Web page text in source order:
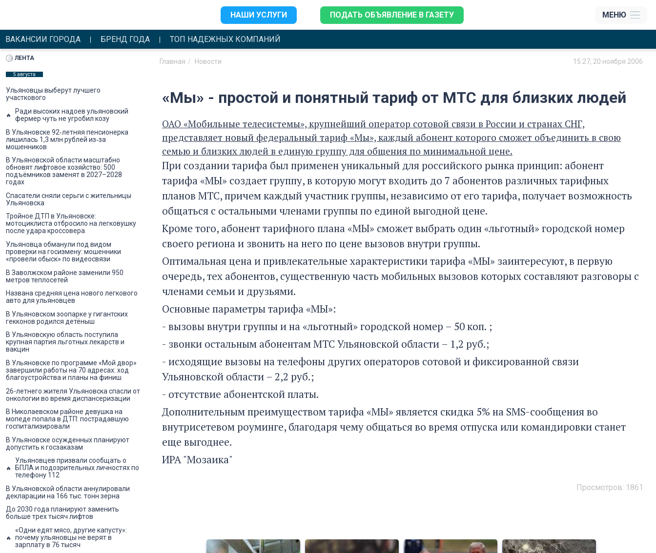
НАШИ УСЛУГИ ПОДАТЬ ОБЪЯВЛЕНИЕ В ГАЗЕТУ МЕНЮ
ВАКАНСИИ ГОРОДА БРЕНД ГОДА ТОП НАДЕЖНЫХ КОМПАНИЙ
Главная Новости 15:27, 20 ноября 2006
«Мы» - простой и понятный тариф от MTC для близких людей
ОАО «Мобильные телесистемы», крупнейший оператор сотовой связи в России и странах СНГ,
представляет новый федеральный тариф «Мы», каждый абонент которого сможет объединить в свою
семью и близких людей в единую группу для общения по минимальной цене.
При создании тарифа был применен уникальный для российского рынка принцип: абонент
тарифа «МЫ» создает группу, в которую могут входить до 7 абонентов различных тарифных
планов МТС, причем каждый участник группы, независимо от его тарифа, получает возможность
общаться с остальными членами группы по единой выгодной цене.
Кроме того, абонент тарифного плана «МЫ» сможет выбрать один «льготный» городской номер
своего региона и звонить на него по цене вызовов внутри группы.
Оптимальная цена и привлекательные характеристики тарифа «МЫ» заинтересуют, в первую
очередь, тех абонентов, существенную часть мобильных вызовов которых составляют разговоры с
членами семьи и друзьями.
Основные параметры тарифа «МЫ»:
- вызовы внутри группы и на «льготный» городской номер – 50 коп. ;
- звонки остальным абонентам МТС Ульяновской области – 1,2 руб.;
- исходящие вызовы на телефоны других операторов сотовой и фиксированной связи
Ульяновской области – 2,2 руб.;
- отсутствие абонентской платы.
Дополнительным преимуществом тарифа «МЫ» является скидка 5% на SMS-сообщения во
внутрисетевом роуминге, благодаря чему общаться во время отпуска или командировки станет
еще выгоднее.
ИРА "Мозаика"
Просмотров: 1861
ЛЕНТА
5 августа
Ульяновцы выберут лучшего
участкового
Ради высоких надоев ульяновский
фермер чуть не угробил козу
В Ульяновске 92‑летняя пенсионерка
лишилась 1,3 млн рублей из‑за
мошенников
В Ульяновской области масштабно
обновят лифтовое хозяйство: 500
подъёмников заменят в 2027–2028
годах
Спасатели сняли серьги с жительницы
Ульяновска
Тройное ДТП в Ульяновске:
мотоциклиста отбросило на легковушку
после удара кроссовера
Ульяновца обманули под видом
проверки на госизмену: мошенники
«провели обыск» по видеосвязи
В Заволжском районе заменили 950
метров теплосетей
Названа средняя цена нового легкового
авто для ульяновцев
В Ульяновском зоопарке у гигантских
гекконов родился детёныш
В Ульяновскую область поступила
крупная партия льготных лекарств и
вакцин
В Ульяновске по программе «Мой двор»
завершили работы на 70 адресах: ход
благоустройства и планы на финиш
26-летнего жителя Ульяновска спасли от
онкологии во время диспансеризации
В Николаевском районе девушка на
мопеде попала в ДТП: пострадавшую
госпитализировали
В Ульяновске осужденных планируют
допустить к госзаказам
Ульяновцев призвали сообщать о
БПЛА и подозрительных личностях по
телефону 112
В Ульяновской области аннулировали
декларации на 166 тыс. тонн зерна
До 2030 года планируют заменить
больше трех тысяч лифтов
«Одни едят мясо, другие капусту»:
почему ульяновцы не верят в
зарплату в 76 тысяч